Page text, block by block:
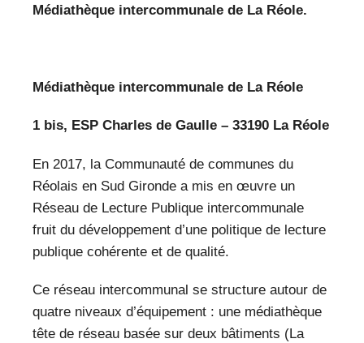
Médiathèque intercommunale de La Réole.
Médiathèque intercommunale de La Réole
1 bis, ESP Charles de Gaulle – 33190 La Réole
En 2017, la Communauté de communes du
Réolais en Sud Gironde a mis en œuvre un
Réseau de Lecture Publique intercommunale
fruit du développement d’une politique de lecture
publique cohérente et de qualité.
Ce réseau intercommunal se structure autour de
quatre niveaux d’équipement : une médiathèque
tête de réseau basée sur deux bâtiments (La